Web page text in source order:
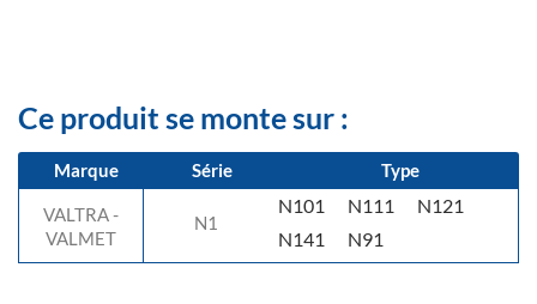
Ce produit se monte sur :
Marque Série Type
VALTRA -
VALMET
N1
N101 N111
N121
N141
N91